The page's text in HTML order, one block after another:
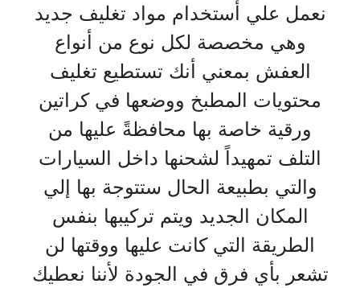
نعمل علي أستخدام مواد تغليف جديد
وهي مخصصة لكل نوع من أنواع
العفش بمعني أنك تستطيع تغليف
محتويات المطبخ ووضعها في كراتين
ورقية خاصة بها محافظةً عليها من
التلف تمهيداً لشحنها داخل السيارات
والتي بطبيعة الحال ستتوجة بها إلي
المكان الجديد ويتم تركيبها بنفس
الطريقة التي كانت عليها ووقتها لن
تشعر بأي فرق في الجودة لأننا نعطيك